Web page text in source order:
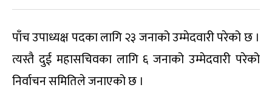
पाँच उपाध्यक्ष पदका लागि २३ जनाको उम्मेदवारी परेको छ ।
त्यस्तै दुई महासचिवका लागि ६ जनाको उम्मेदवारी परेको
निर्वाचन समितिले जनाएको छ ।